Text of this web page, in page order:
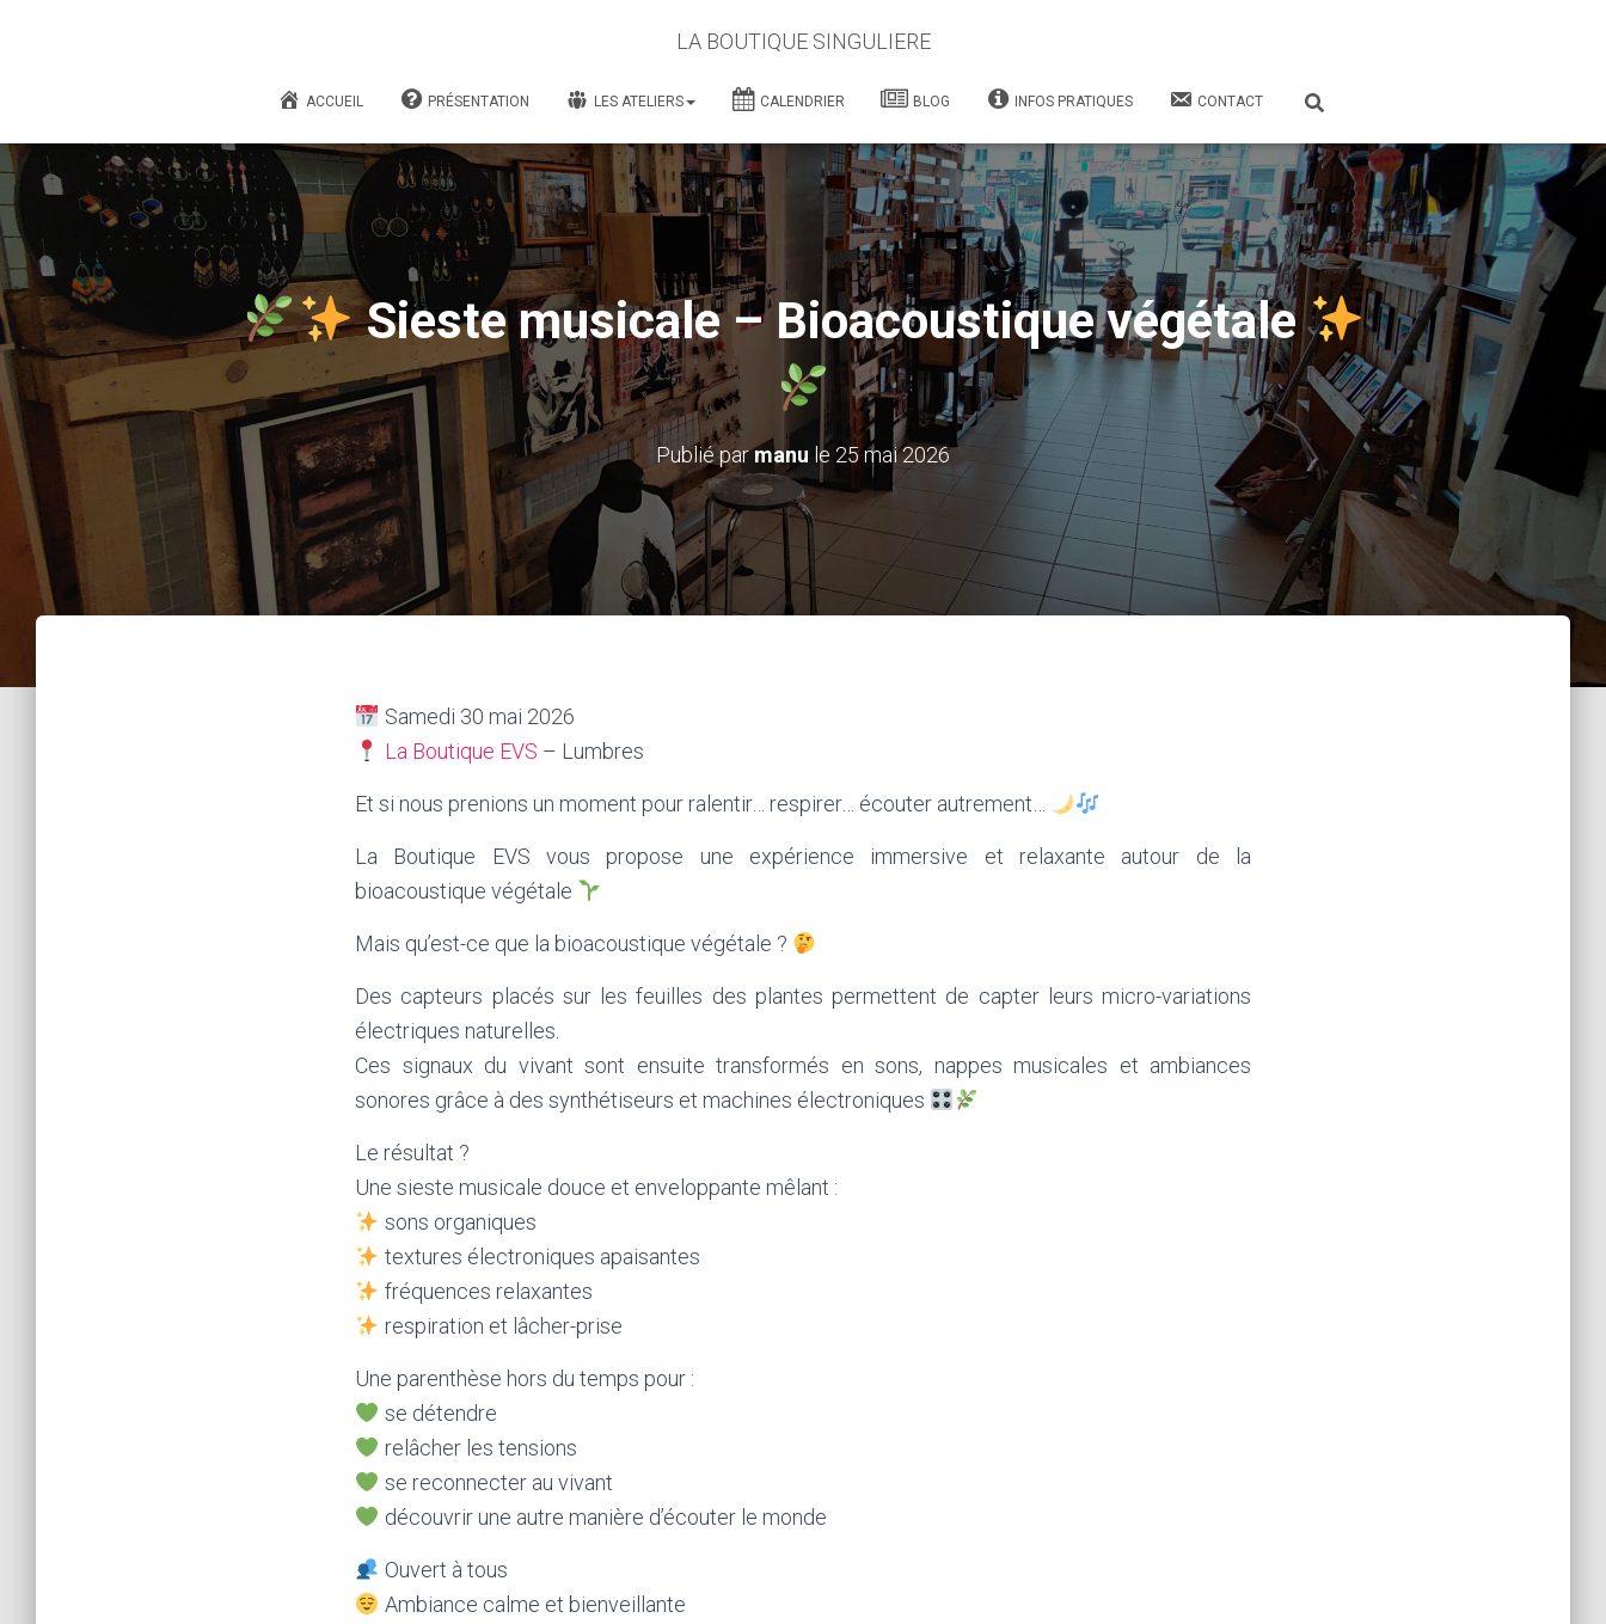
LA BOUTIQUE SINGULIERE
ACCUEIL PRÉSENTATION LES ATELIERS CALENDRIER BLOG INFOS PRATIQUES CONTACT
Sieste musicale – Bioacoustique végétale
Publié parmanu le 25 mai 2026
Samedi 30 mai 2026
La Boutique EVS – Lumbres
Et si nous prenions un moment pour ralentir… respirer… écouter autrement…
La Boutique EVS vous propose une expérience immersive et relaxante autour de la
bioacoustique végétale
Mais qu’est-ce que la bioacoustique végétale ?
Des capteurs placés sur les feuilles des plantes permettent de capter leurs micro-variations
électriques naturelles.
Ces signaux du vivant sont ensuite transformés en sons, nappes musicales et ambiances
sonores grâce à des synthétiseurs et machines électroniques
Le résultat ?
Une sieste musicale douce et enveloppante mêlant :
sons organiques
textures électroniques apaisantes
fréquences relaxantes
respiration et lâcher-prise
Une parenthèse hors du temps pour :
se détendre
relâcher les tensions
se reconnecter au vivant
découvrir une autre manière d’écouter le monde
Ouvert à tous
Ambiance calme et bienveillante